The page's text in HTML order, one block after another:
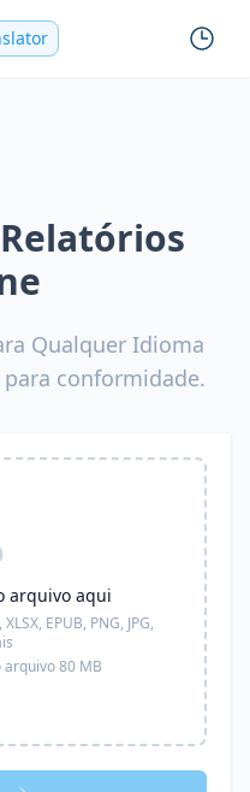
Qualquer Idioma
conformidade.
arquivo aqui
EPUB, PNG, JPG,
80 MB